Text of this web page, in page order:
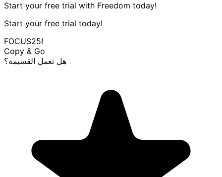
Start your free trial with Freedom today!
Start your free trial today!
FOCUS25!
Copy & Go
هل تعمل القسيمة؟